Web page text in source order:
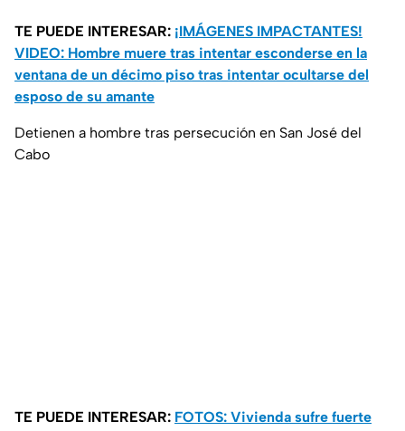
TE PUEDE INTERESAR: ¡IMÁGENES IMPACTANTES!
VIDEO: Hombre muere tras intentar esconderse en la
ventana de un décimo piso tras intentar ocultarse del
esposo de su amante
Detienen a hombre tras persecución en San José del
Cabo
TE PUEDE INTERESAR: FOTOS: Vivienda sufre fuerte